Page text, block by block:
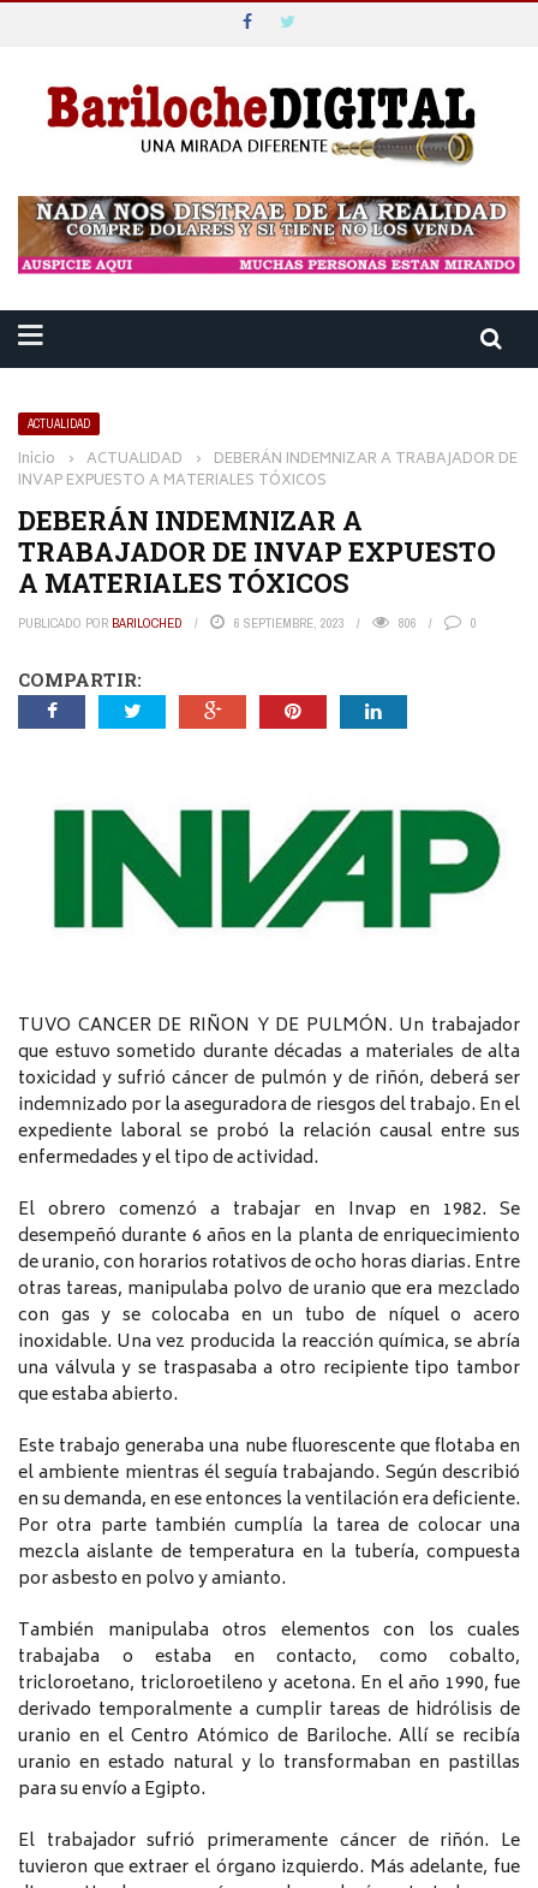
ACTUALIDAD
Inicio › ACTUALIDAD › DEBERÁN INDEMNIZAR A TRABAJADOR DE
INVAP EXPUESTO A MATERIALES TÓXICOS
DEBERÁN INDEMNIZAR A
TRABAJADOR DE INVAP EXPUESTO
A MATERIALES TÓXICOS
PUBLICADO POR BARILOCHED 6 SEPTIEMBRE, 2023 806 0
COMPARTIR:
TUVO CANCER DE RIÑON Y DE PULMÓN. Un trabajador
que estuvo sometido durante décadas a materiales de alta
toxicidad y sufrió cáncer de pulmón y de riñón, deberá ser
indemnizado por la aseguradora de riesgos del trabajo. En el
expediente laboral se probó la relación causal entre sus
enfermedades y el tipo de actividad.
El obrero comenzó a trabajar en Invap en 1982. Se
desempeñó durante 6 años en la planta de enriquecimiento
de uranio, con horarios rotativos de ocho horas diarias. Entre
otras tareas, manipulaba polvo de uranio que era mezclado
con gas y se colocaba en un tubo de níquel o acero
inoxidable. Una vez producida la reacción química, se abría
una válvula y se traspasaba a otro recipiente tipo tambor
que estaba abierto.
Este trabajo generaba una nube fluorescente que flotaba en
el ambiente mientras él seguía trabajando. Según describió
en su demanda, en ese entonces la ventilación era deficiente.
Por otra parte también cumplía la tarea de colocar una
mezcla aislante de temperatura en la tubería, compuesta
por asbesto en polvo y amianto.
También manipulaba otros elementos con los cuales
trabajaba o estaba en contacto, como cobalto,
tricloroetano, tricloroetileno y acetona. En el año 1990, fue
derivado temporalmente a cumplir tareas de hidrólisis de
uranio en el Centro Atómico de Bariloche. Allí se recibía
uranio en estado natural y lo transformaban en pastillas
para su envío a Egipto.
El trabajador sufrió primeramente cáncer de riñón. Le
tuvieron que extraer el órgano izquierdo. Más adelante, fue